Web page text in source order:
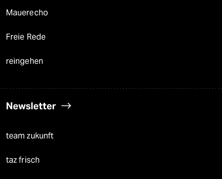
Mauerecho
Freie Rede
reingehen
Newsletter
team zukunft
taz frisch